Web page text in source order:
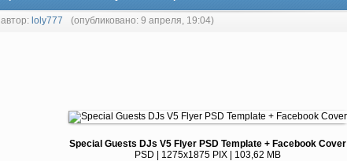
автор: loly777 (опубликовано: 9 апреля, 19:04)
Special Guests DJs V5 Flyer PSD Template + Facebook Cover
PSD | 1275x1875 PIX | 103,62 MB